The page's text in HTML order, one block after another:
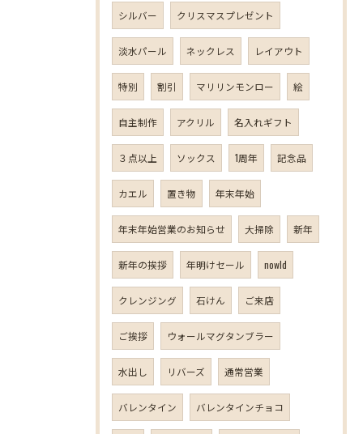
シルバー クリスマスプレゼント
淡水パール ネックレス レイアウト
特別 割引 マリリンモンロー 絵
自主制作 アクリル 名入れギフト
３点以上 ソックス 1周年 記念品
カエル 置き物 年末年始
年末年始営業のお知らせ 大掃除 新年
新年の挨拶 年明けセール nowld
クレンジング 石けん ご来店
ご挨拶 ウォールマグタンブラー
水出し リバーズ 通常営業
バレンタイン バレンタインチョコ